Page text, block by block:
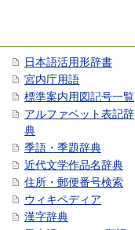
日本語活用形辞書
宮内庁用語
標準案内用図記号一覧
アルファベット表記辞
典
季語・季題辞典
近代文学作品名辞典
住所・郵便番号検索
ウィキペディア
漢字辞典